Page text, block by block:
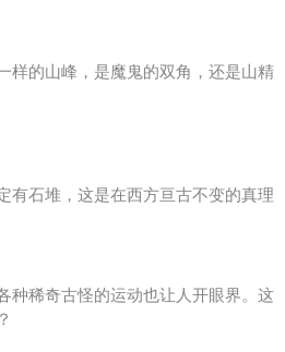
样的山峰，是魔鬼的双角，还是山精
有石堆，这是在西方亘古不变的真理
种稀奇古怪的运动也让人开眼界。这